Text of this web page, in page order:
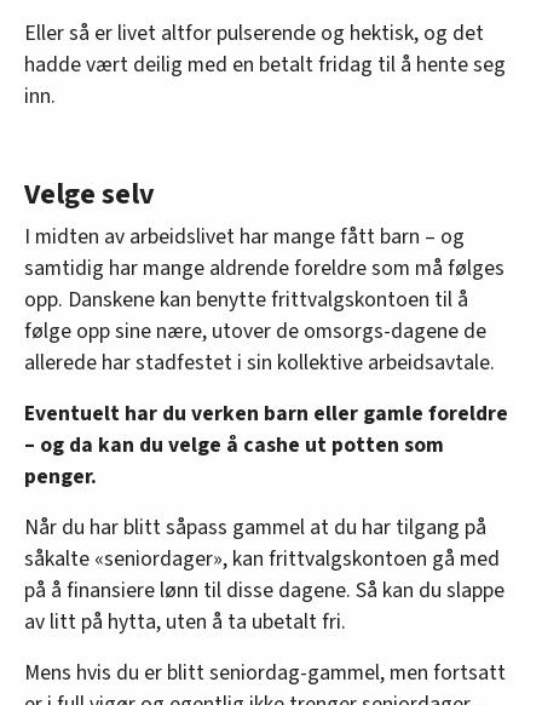
Eller så er livet altfor pulserende og hektisk, og det
hadde vært deilig med en betalt fridag til å hente seg
inn.
Velge selv
I midten av arbeidslivet har mange fått barn – og
samtidig har mange aldrende foreldre som må følges
opp. Danskene kan benytte frittvalgskontoen til å
følge opp sine nære, utover de omsorgs-dagene de
allerede har stadfestet i sin kollektive arbeidsavtale.
Eventuelt har du verken barn eller gamle foreldre
– og da kan du velge å cashe ut potten som
penger.
Når du har blitt såpass gammel at du har tilgang på
såkalte «seniordager», kan frittvalgskontoen gå med
på å finansiere lønn til disse dagene. Så kan du slappe
av litt på hytta, uten å ta ubetalt fri.
Mens hvis du er blitt seniordag-gammel, men fortsatt